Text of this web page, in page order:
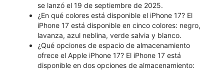
se lanzó el 19 de septiembre de 2025.
¿En qué colores está disponible el iPhone 17? El
iPhone 17 está disponible en cinco colores: negro,
lavanza, azul neblina, verde salvia y blanco.
¿Qué opciones de espacio de almacenamiento
ofrece el Apple iPhone 17? El iPhone 17 está
disponible en dos opciones de almacenamiento: